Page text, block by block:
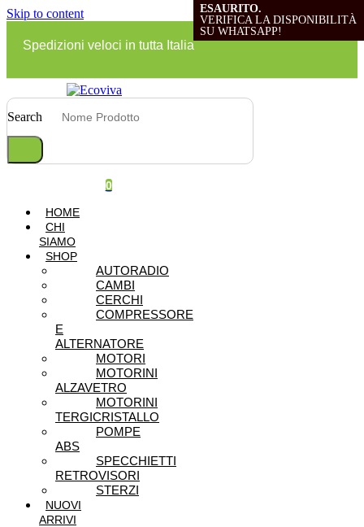
Skip to content
Spedizioni veloci in tutta Italia
Search
0
HOME
CHI
SIAMO
SHOP
AUTORADIO
CAMBI
CERCHI
COMPRESSORE
E
ALTERNATORE
MOTORI
MOTORINI
ALZAVETRO
MOTORINI
TERGICRISTALLO
POMPE
ABS
SPECCHIETTI
RETROVISORI
STERZI
NUOVI
ARRIVI
ESAURITO.
VERIFICA LA DISPONIBILITÀ
SU WHATSAPP!
ESAURITO.
VERIFICA LA DISPONIBILITÀ
SU WHATSAPP!
ESAURITO.
VERIFICA LA DISPONIBILITÀ
SU WHATSAPP!